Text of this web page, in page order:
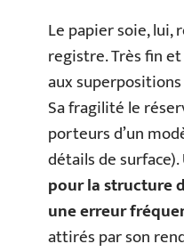
Le papier soie, lui,
registre. Très fin
aux
Sa fragilité le
porteurs d’un
détails de surface).
pour la structure
une erreur
attirés par son